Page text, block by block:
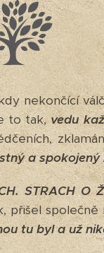
nekončící
to tak,vedu
a spokojený
STRACH O
přišel
tu byl a už